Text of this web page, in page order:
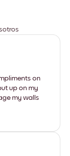
on
up on my
my walls